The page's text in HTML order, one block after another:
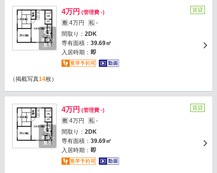
画像を
見る
4万円 (管理費 -)
敷 4万円 礼 -
間取り： 2DK
専有面積： 39.69㎡
入居時期： 即
賃貸
（掲載写真14枚）
画像を
見る
4万円 (管理費 -)
敷 4万円 礼 -
間取り： 2DK
専有面積： 39.69㎡
入居時期： 即
賃貸